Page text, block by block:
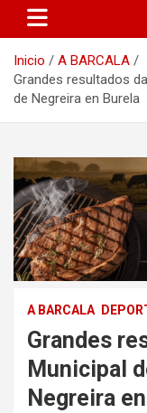
Inicio
A BARCALA
Grandes resultados
de Negreira en Burela
A BARCALA
Grandes
Municipal
Negreira